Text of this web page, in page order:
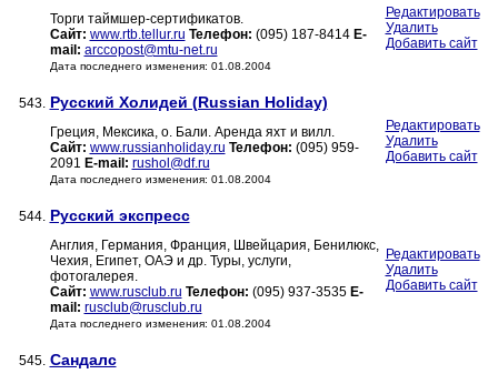
Торги таймшер-сертификатов.
Сайт: www.rtb.tellur.ru Телефон: (095) 187-8414 E-
mail: arccopost@mtu-net.ru
Дата последнего изменения: 01.08.2004
Редактировать
Удалить
Добавить сайт
543. Русский Холидей (Russian Holiday)
Греция, Мексика, о. Бали. Аренда яхт и вилл.
Сайт: www.russianholiday.ru Телефон: (095) 959-
2091 E-mail: rushol@df.ru
Дата последнего изменения: 01.08.2004
Редактировать
Удалить
Добавить сайт
544. Русский экспресс
Англия, Германия, Франция, Швейцария, Бенилюкс,
Чехия, Египет, ОАЭ и др. Туры, услуги,
фотогалерея.
Сайт: www.rusclub.ru Телефон: (095) 937-3535 E-
mail: rusclub@rusclub.ru
Дата последнего изменения: 01.08.2004
Редактировать
Удалить
Добавить сайт
545. Сандалс